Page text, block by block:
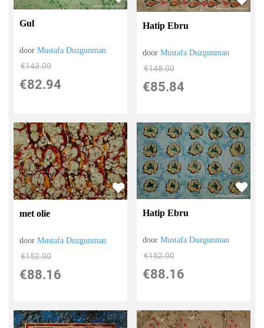
Gul
doorMustafa Duzgunman
€143.00
€82.94
Hatip Ebru
doorMustafa Duzgunman
€148.00
€85.84
met olie
doorMustafa Duzgunman
€152.00
€88.16
Hatip Ebru
doorMustafa Duzgunman
€152.00
€88.16